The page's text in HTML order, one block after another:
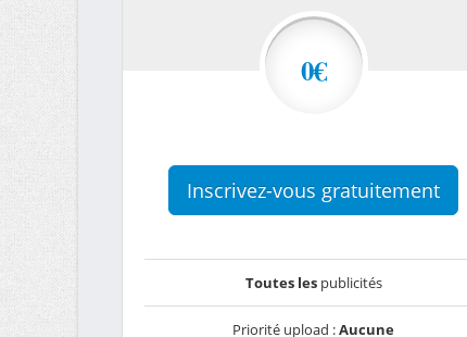
0€
Inscrivez-vous gratuitement
Toutes lespublicités
Priorité upload :Aucune